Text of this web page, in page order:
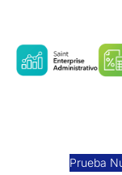
Prueba